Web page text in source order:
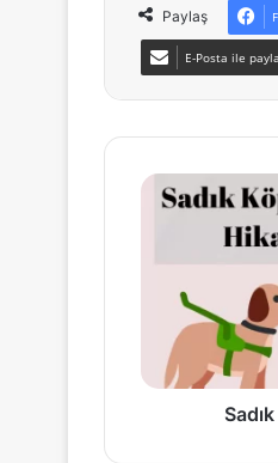
Paylaş
E-Posta ile
Sadık
Köpek